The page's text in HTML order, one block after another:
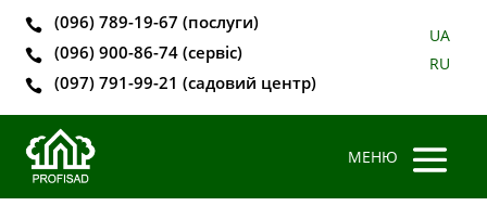
 (096) 789-19-67 (послуги)
 (096) 900-86-74 (сервіс)
 (097) 791-99-21 (садовий центр)
UA
RU